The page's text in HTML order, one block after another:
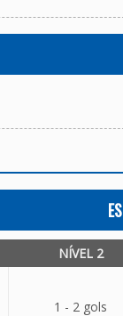
NÍVEL 2
1 - 2 gols